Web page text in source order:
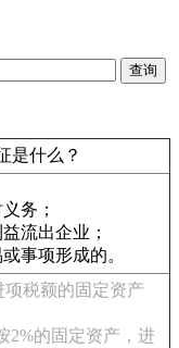
是什么？
务；
流出企业；
事项形成的。
税额的固定资产
2%的固定资产，进